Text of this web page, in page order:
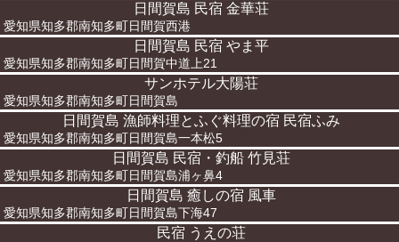
日間賀島 民宿 金華荘
愛知県知多郡南知多町日間賀西港
日間賀島 民宿 やま平
愛知県知多郡南知多町日間賀中道上21
サンホテル大陽荘
愛知県知多郡南知多町日間賀島
日間賀島 漁師料理とふぐ料理の宿 民宿ふみ
愛知県知多郡南知多町日間賀島一本松5
日間賀島 民宿・釣船 竹見荘
愛知県知多郡南知多町日間賀島浦ヶ鼻4
日間賀島 癒しの宿 風車
愛知県知多郡南知多町日間賀島下海47
民宿 うえの荘